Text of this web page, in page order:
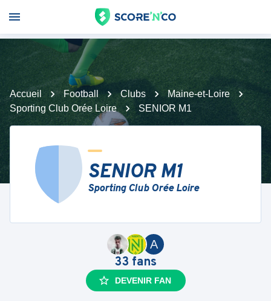
Accueil Football Clubs
Maine-et-Loire
Sporting Club Orée Loire
SENIOR M1
SENIOR M1
Sporting Club Orée Loire
A
33 fans
DEVENIR FAN